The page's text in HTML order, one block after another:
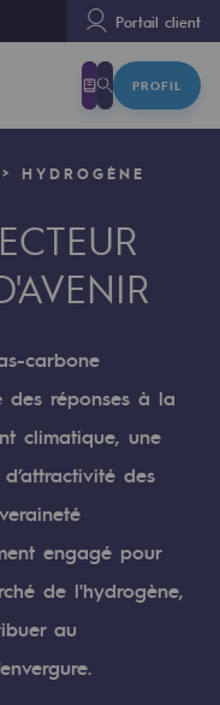
Portail client
PROFIL
et ouverte
et
HYDROGÈNE
carbone
des réponses à la
climatique, une
des
engagé pour
de l'hydrogène,
au